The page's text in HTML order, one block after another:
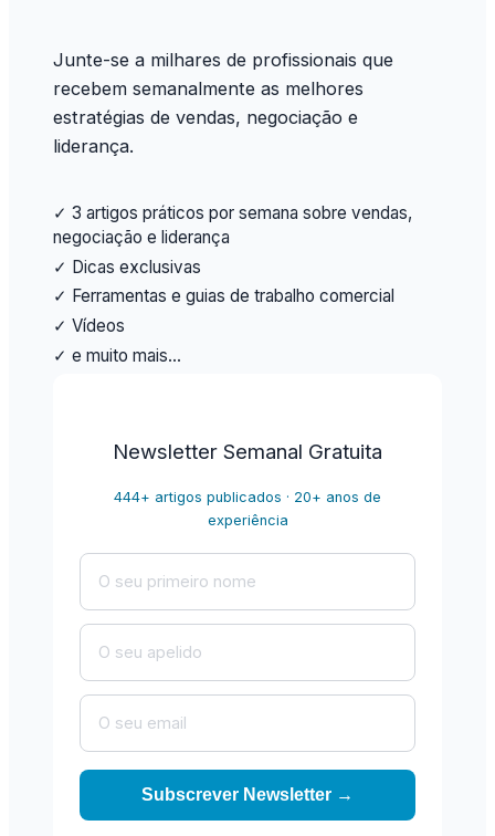
Junte-se a milhares de profissionais que
recebem semanalmente as melhores
estratégias de vendas, negociação e
liderança.
✓ 3 artigos práticos por semana sobre vendas,
negociação e liderança
✓ Dicas exclusivas
✓ Ferramentas e guias de trabalho comercial
✓ Vídeos
✓ e muito mais…
Newsletter Semanal Gratuita
444+ artigos publicados · 20+ anos de
experiência
Subscrever Newsletter →